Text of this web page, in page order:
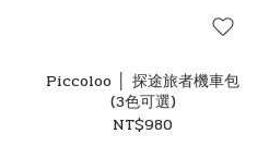
Piccoloo │ 探途旅者機車包
(3色可選)
NT$980